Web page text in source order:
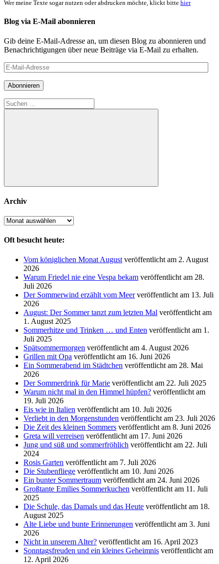
Wer meine Texte sogar nutzen oder abdrucken möchte, klickt bitte hier
Blog via E-Mail abonnieren
Gib deine E-Mail-Adresse an, um diesen Blog zu abonnieren und
Benachrichtigungen über neue Beiträge via E-Mail zu erhalten.
E-
Mail-
Adresse
Abonnieren
Suchen
nach:
Suchen
Archiv
Archiv
Oft besucht heute:
Vom königlichen Monat August veröffentlicht am 2. August
2026
Warum Friedel nie eine Vespa bekam veröffentlicht am 28.
Juli 2026
Der Sommerwind erzählt vom Meer veröffentlicht am 13. Juli
2026
August: Der Sommer tanzt zum letzten Mal veröffentlicht am
1. August 2025
Sommerhitze und Trinken … und Enten veröffentlicht am 1.
Juli 2025
Spätsommermorgen veröffentlicht am 4. August 2026
Grillen mit Opa veröffentlicht am 16. Juni 2026
Ein Sommerabend im Städtchen veröffentlicht am 28. Mai
2026
Der Sommerdrink für Marie veröffentlicht am 22. Juli 2025
Warum nicht mal in den Himmel hüpfen? veröffentlicht am
19. Juli 2026
Eis wie in Italien veröffentlicht am 10. Juli 2026
Verliebt in den Morgenstunden veröffentlicht am 23. Juli 2026
Die Zeit des kleinen Sommers veröffentlicht am 8. Juni 2026
Greta will verreisen veröffentlicht am 17. Juni 2026
Jung und süß und sommerfröhlich veröffentlicht am 22. Juli
2024
Rosis Garten veröffentlicht am 7. Juli 2026
Die Stubenfliege veröffentlicht am 10. Juni 2026
Ein bunter Sommertraum veröffentlicht am 24. Juni 2026
Großtante Emilies Sommerkuchen veröffentlicht am 11. Juli
2025
Die Schule, das Damals und das Heute veröffentlicht am 18.
August 2025
Alte Liebe und bunte Erinnerungen veröffentlicht am 3. Juni
2026
Nicht in unserem Alter? veröffentlicht am 16. April 2023
Sonntagsfreuden und ein kleines Geheimnis veröffentlicht am
12. April 2026